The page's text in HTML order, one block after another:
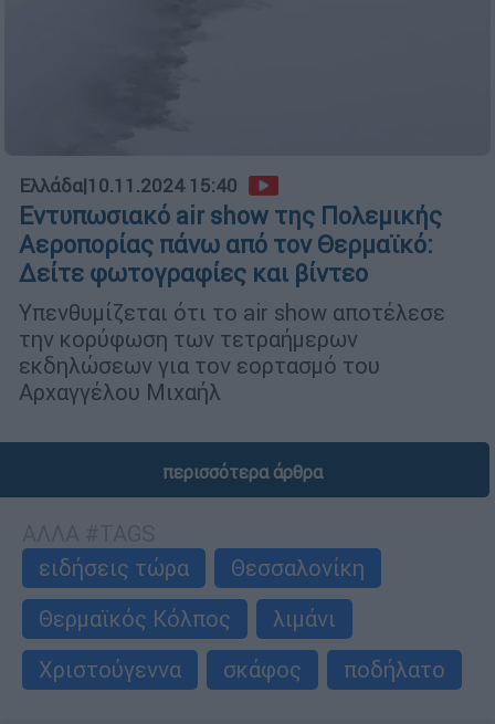
Ελλάδα|10.11.2024 15:40
Εντυπωσιακό air show της Πολεμικής
Αεροπορίας πάνω από τον Θερμαϊκό:
Δείτε φωτογραφίες και βίντεο
Υπενθυμίζεται ότι το air show αποτέλεσε
την κορύφωση των τετραήμερων
εκδηλώσεων για τον εορτασμό του
Αρχαγγέλου Μιχαήλ
περισσότερα άρθρα
ειδήσεις τώρα
Θεσσαλονίκη
Θερμαϊκός Κόλπος
λιμάνι
Χριστούγεννα
σκάφος ποδήλατο